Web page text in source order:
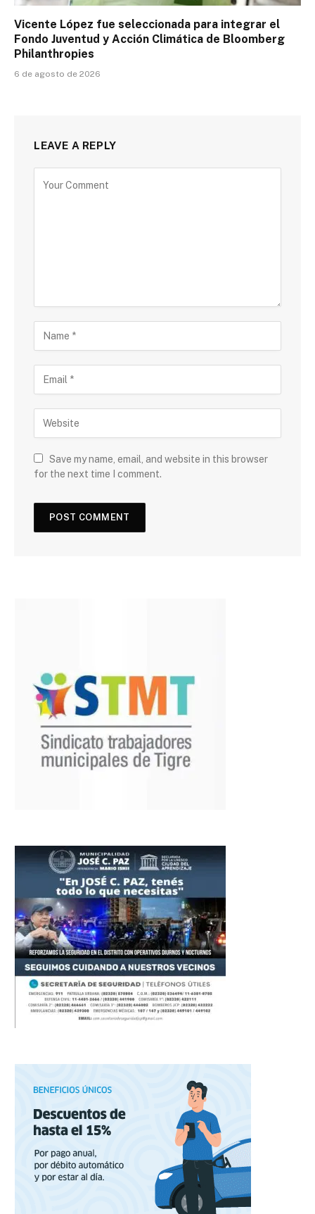
Vicente López fue seleccionada para integrar el
Fondo Juventud y Acción Climática de Bloomberg
Philanthropies
6 de agosto de 2026
LEAVE A REPLY
Save my name, email, and website in this browser
for the next time I comment.